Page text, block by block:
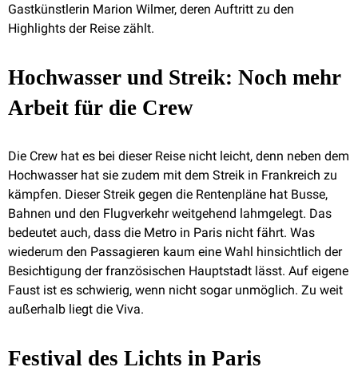
Gastkünstlerin Marion Wilmer, deren Auftritt zu den
Highlights der Reise zählt.
Hochwasser und Streik: Noch mehr
Arbeit für die Crew
Die Crew hat es bei dieser Reise nicht leicht, denn neben dem
Hochwasser hat sie zudem mit dem Streik in Frankreich zu
kämpfen. Dieser Streik gegen die Rentenpläne hat Busse,
Bahnen und den Flugverkehr weitgehend lahmgelegt. Das
bedeutet auch, dass die Metro in Paris nicht fährt. Was
wiederum den Passagieren kaum eine Wahl hinsichtlich der
Besichtigung der französischen Hauptstadt lässt. Auf eigene
Faust ist es schwierig, wenn nicht sogar unmöglich. Zu weit
außerhalb liegt die Viva.
Festival des Lichts in Paris